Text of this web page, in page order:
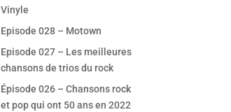
Vinyle
Episode 028 – Motown
Episode 027 – Les meilleures
chansons de trios du rock
Épisode 026 – Chansons rock
et pop qui ont 50 ans en 2022